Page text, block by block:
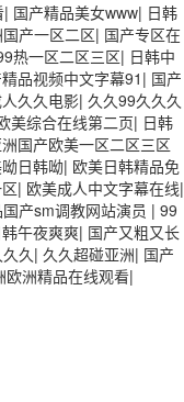
| 国产精品美女www| 日韩
产一区二区| 国产专区在
热一区二区三区| 日韩中
品视频中文字幕91 | 国产
久久电影| 久久99久久久
美综合在线第二页| 日韩
国产欧美一区二区三区
日韩呦| 欧美日韩精品免
| 欧美成人中文字幕在线|
产sm调教网站演员 | 99
午夜爽爽| 国产又粗又长
久| 久久超碰亚洲| 国产
欧洲精品在线观看|